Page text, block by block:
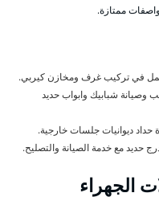
ممتازة.
في تركيب غرف ومخازن كيربي.
وصيانة شبابيك وابواب حديد
ديوانيات جلسات خارجية.
حديد مع خدمة الصيانة والتصليح.
الجهراء